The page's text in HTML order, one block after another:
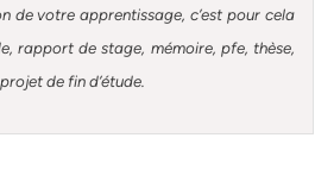
de votre apprentissage, c’est pour cela
rapport de stage, mémoire, pfe, thèse,
de fin d’étude.